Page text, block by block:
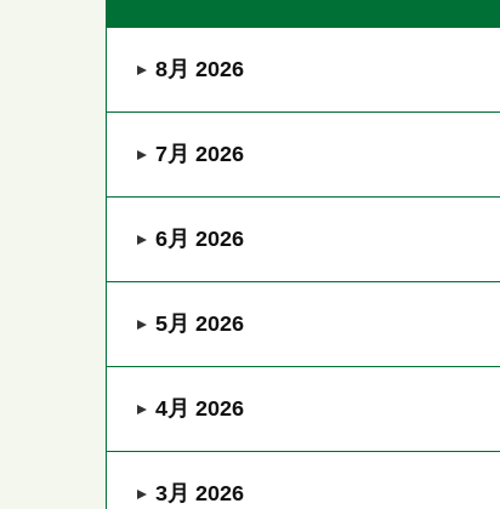
8月 2026
7月 2026
6月 2026
5月 2026
4月 2026
3月 2026